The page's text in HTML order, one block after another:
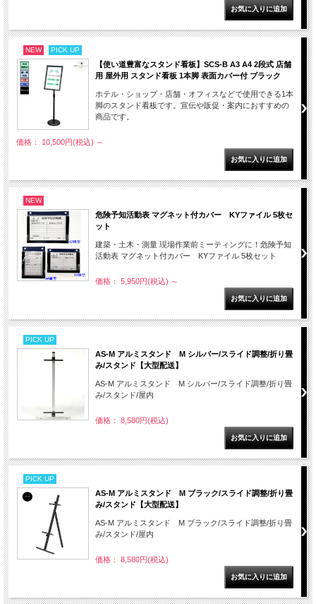
NEW PICK UP
【使い道豊富なスタンド看板】SCS-B A3 A4 2段式 店舗
用 屋外用 スタンド看板 1本脚 表面カバー付 ブラック
ホテル・ショップ・店舗・オフィスなどで使用できる1本
脚のスタンド看板です。宣伝や販促・案内におすすめの
商品です。
価格： 10,500円(税込) ～
NEW
危険予知活動表 マグネット付カバー KYファイル 5枚セ
ット
建築・土木・測量 現場作業前ミーティングに！危険予知
活動表 マグネット付カバー KYファイル 5枚セット
価格： 5,950円(税込) ～
PICK UP
AS-M アルミスタンド M シルバー/スライド調整/折り畳
み/スタンド【大型配送】
AS-M アルミスタンド M シルバー/スライド調整/折り畳
み/スタンド/屋内
価格： 8,580円(税込)
PICK UP
AS-M アルミスタンド M ブラック/スライド調整/折り畳
み/スタンド【大型配送】
AS-M アルミスタンド M ブラック/スライド調整/折り畳
み/スタンド/屋内
価格： 8,580円(税込)